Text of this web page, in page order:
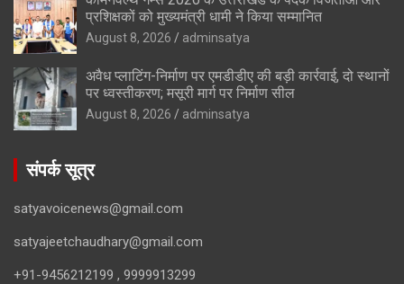
प्रशिक्षकों को मुख्यमंत्री धामी ने किया सम्मानित
August 8, 2026 adminsatya
अवैध प्लाटिंग-निर्माण पर एमडीडीए की बड़ी कार्रवाई, दो स्थानों
पर ध्वस्तीकरण; मसूरी मार्ग पर निर्माण सील
August 8, 2026 adminsatya
संपर्क सूत्र
satyavoicenews@gmail.com
satyajeetchaudhary@gmail.com
+91-9456212199 , 9999913299